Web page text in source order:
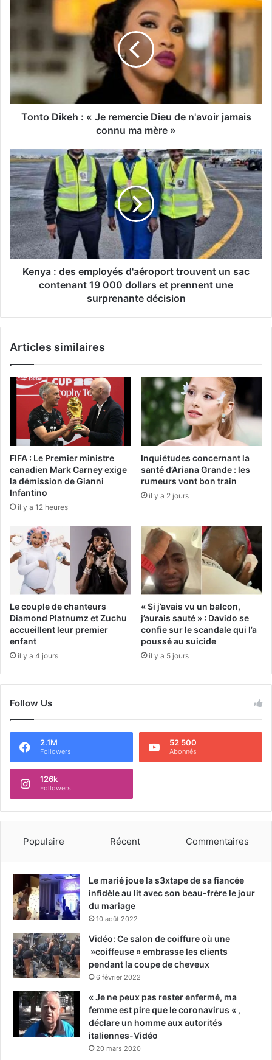
Tonto Dikeh : « Je remercie Dieu de n'avoir jamais
connu ma mère »
Kenya : des employés d'aéroport trouvent un sac
contenant 19 000 dollars et prennent une
surprenante décision
Articles similaires
FIFA : Le Premier ministre
canadien Mark Carney exige
la démission de Gianni
Infantino
il y a 12 heures
Inquiétudes concernant la
santé d’Ariana Grande : les
rumeurs vont bon train
il y a 2 jours
Le couple de chanteurs
Diamond Platnumz et Zuchu
accueillent leur premier
enfant
il y a 4 jours
« Si j’avais vu un balcon,
j’aurais sauté » : Davido se
confie sur le scandale qui l’a
poussé au suicide
il y a 5 jours
Follow Us
2.1M
Followers
52 500
Abonnés
126k
Followers
Populaire Récent Commentaires
Le marié joue la s3xtape de sa fiancée
infidèle au lit avec son beau-frère le jour
du mariage
10 août 2022
Vidéo: Ce salon de coiffure où une
»coiffeuse » embrasse les clients
pendant la coupe de cheveux
6 février 2022
« Je ne peux pas rester enfermé, ma
femme est pire que le coronavirus « ,
déclare un homme aux autorités
italiennes-Vidéo
20 mars 2020